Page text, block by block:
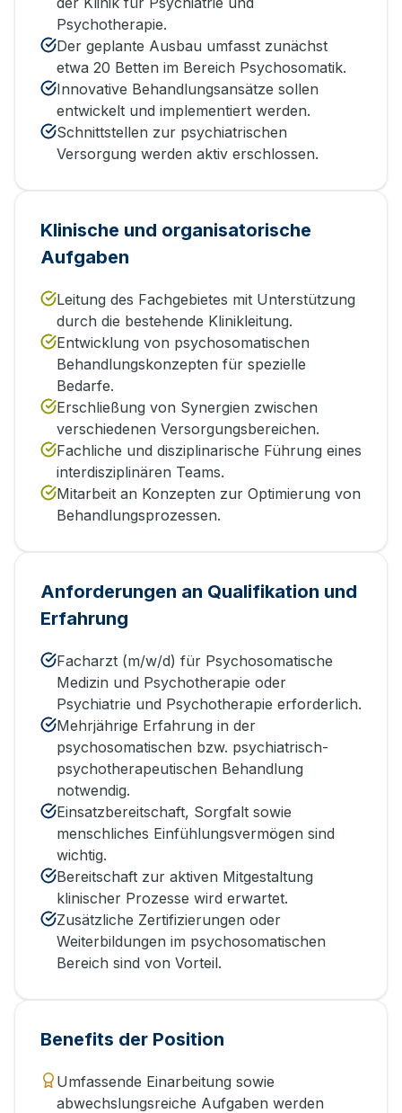
Psychotherapie.
Der geplante Ausbau umfasst zunächst
etwa 20 Betten im Bereich Psychosomatik.
Innovative Behandlungsansätze sollen
entwickelt und implementiert werden.
Schnittstellen zur psychiatrischen
Versorgung werden aktiv erschlossen.
Klinische und organisatorische
Aufgaben
Leitung des Fachgebietes mit Unterstützung
durch die bestehende Klinikleitung.
Entwicklung von psychosomatischen
Behandlungskonzepten für spezielle
Bedarfe.
Erschließung von Synergien zwischen
verschiedenen Versorgungsbereichen.
Fachliche und disziplinarische Führung eines
interdisziplinären Teams.
Mitarbeit an Konzepten zur Optimierung von
Behandlungsprozessen.
Anforderungen an Qualifikation und
Erfahrung
Facharzt (m/w/d) für Psychosomatische
Medizin und Psychotherapie oder
Psychiatrie und Psychotherapie erforderlich.
Mehrjährige Erfahrung in der
psychosomatischen bzw. psychiatrisch-
psychotherapeutischen Behandlung
notwendig.
Einsatzbereitschaft, Sorgfalt sowie
menschliches Einfühlungsvermögen sind
wichtig.
Bereitschaft zur aktiven Mitgestaltung
klinischer Prozesse wird erwartet.
Zusätzliche Zertifizierungen oder
Weiterbildungen im psychosomatischen
Bereich sind von Vorteil.
Benefits der Position
Umfassende Einarbeitung sowie
abwechslungsreiche Aufgaben werden